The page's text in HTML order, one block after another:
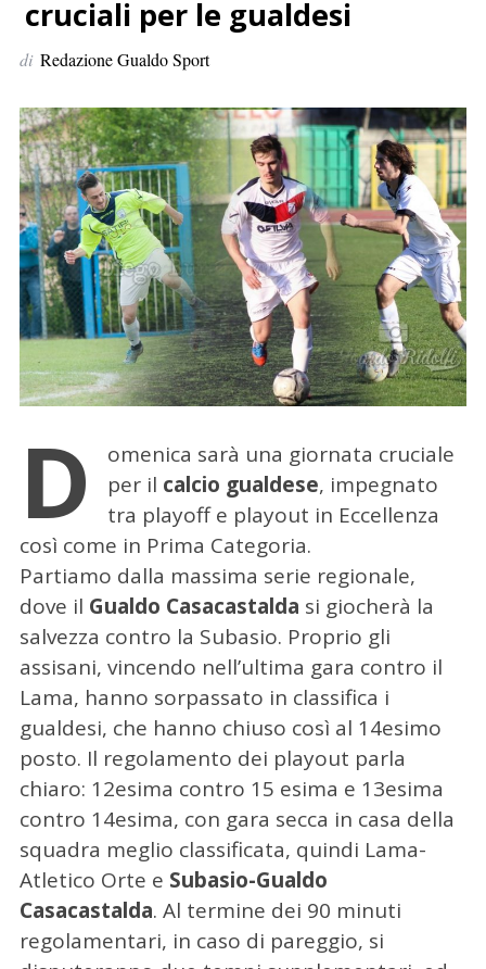
e
r
cruciali per le gualdesi
di Redazione Gualdo Sport
D
omenica sarà una giornata cruciale
per il calcio gualdese, impegnato
tra playoff e playout in Eccellenza
così come in Prima Categoria.
Partiamo dalla massima serie regionale,
dove il Gualdo Casacastalda si giocherà la
salvezza contro la Subasio. Proprio gli
assisani, vincendo nell’ultima gara contro il
Lama, hanno sorpassato in classifica i
gualdesi, che hanno chiuso così al 14esimo
posto. Il regolamento dei playout parla
chiaro: 12esima contro 15 esima e 13esima
contro 14esima, con gara secca in casa della
squadra meglio classificata, quindi Lama-
Atletico Orte e Subasio-Gualdo
Casacastalda. Al termine dei 90 minuti
regolamentari, in caso di pareggio, si